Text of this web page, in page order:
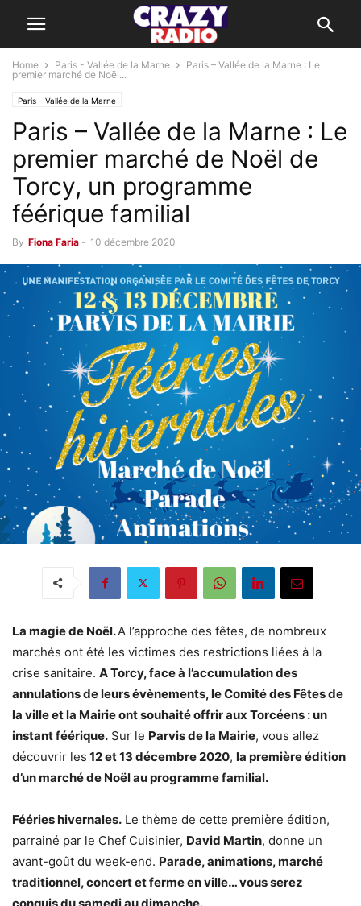
Home Paris - Vallée de la Marne
Paris – Vallée de la Marne : Le
premier marché de Noël...
Paris - Vallée de la Marne
Paris – Vallée de la Marne : Le
premier marché de Noël de
Torcy, un programme
féérique familial
By Fiona Faria - 10 décembre 2020
La magie de Noël.A l’approche des fêtes, de nombreux
marchés ont été les victimes des restrictions liées à la
crise sanitaire. A Torcy, face à l’accumulation des
annulations de leurs évènements, le Comité des Fêtes de
la ville et la Mairie ont souhaité offrir aux Torcéens : un
instant féérique. Sur le Parvis de la Mairie, vous allez
découvrir les 12 et 13 décembre 2020, la première édition
d’un marché de Noël au programme familial.
Fééries hivernales. Le thème de cette première édition,
parrainé par le Chef Cuisinier, David Martin, donne un
avant-goût du week-end. Parade, animations, marché
traditionnel, concert et ferme en ville… vous serez